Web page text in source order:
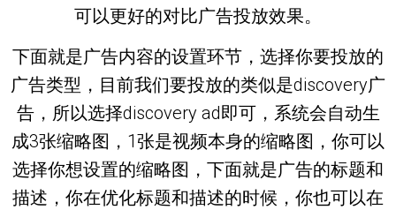
可以更好的对比广告投放效果。
下面就是广告内容的设置环节，选择你要投放的
广告类型，目前我们要投放的类似是discovery广
告，所以选择discovery ad即可，系统会自动生
成3张缩略图，1张是视频本身的缩略图，你可以
选择你想设置的缩略图，下面就是广告的标题和
描述，你在优化标题和描述的时候，你也可以在